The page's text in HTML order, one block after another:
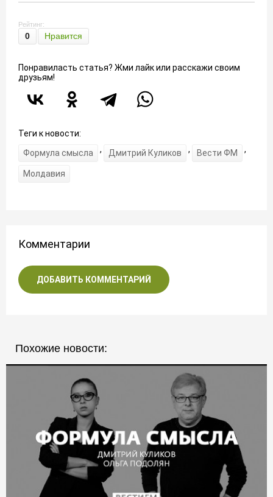
Рейтинг:
0 Нравится
Понравиласть статья? Жми лайк или расскажи своим
друзьям!
Теги к новости:
Формула смысла
, Дмитрий Куликов , Вести ФМ ,
Молдавия
Комментарии
ДОБАВИТЬ КОММЕНТАРИЙ
Похожие новости: